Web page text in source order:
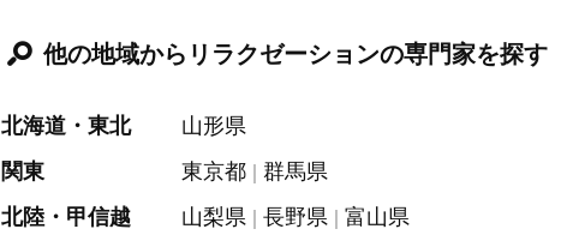
他の地域からリラクゼーションの専門家を探す
北海道・東北
山形県
関東
東京都
群馬県
北陸・甲信越
山梨県 長野県
富山県